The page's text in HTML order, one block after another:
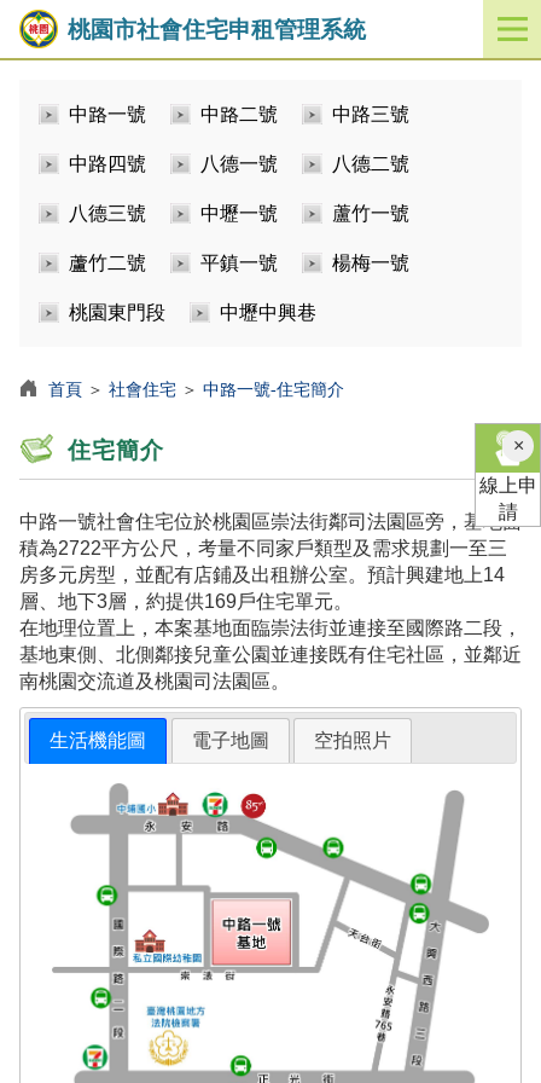
桃園市社會住宅申租管理系統
開
啟
中路一號 中路二號 中路三號
中路四號 八德一號 八德二號
八德三號 中壢一號 蘆竹一號
蘆竹二號 平鎮一號 楊梅一號
桃園東門段 中壢中興巷
首頁 ＞ 社會住宅 ＞ 中路一號-住宅簡介
住宅簡介
中路一號社會住宅位於桃園區崇法街鄰司法園區旁，基地面
積為2722平方公尺，考量不同家戶類型及需求規劃一至三
房多元房型，並配有店鋪及出租辦公室。預計興建地上14
層、地下3層，約提供169戶住宅單元。
在地理位置上，本案基地面臨崇法街並連接至國際路二段，
基地東側、北側鄰接兒童公園並連接既有住宅社區，並鄰近
南桃園交流道及桃園司法園區。
生活機能圖 電子地圖 空拍照片
×關
閉
線上申
請